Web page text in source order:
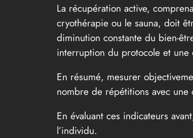
La récupération active,
cryothérapie ou le sauna, doit
diminution constante du bien-
interruption du protocole et une
En résumé, mesurer
nombre de répétitions avec
En évaluant ces indicateurs
l’individu.